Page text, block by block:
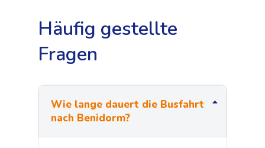
Häufig gestellte
Fragen
Wie lange dauert die Busfahrt
nach Benidorm?